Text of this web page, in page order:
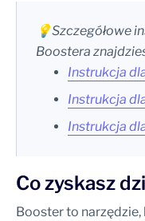
💡Szczegółowe
Boostera
Instrukcja
Instrukcja
Instrukcja
Co zyskasz
Booster to